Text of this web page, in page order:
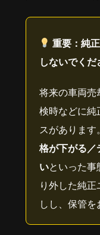
重要：純
しないでくだ
将来の車両売
検時などに純
スがあります。
格が下がる／
いといった事
り外した純
しし、保管を